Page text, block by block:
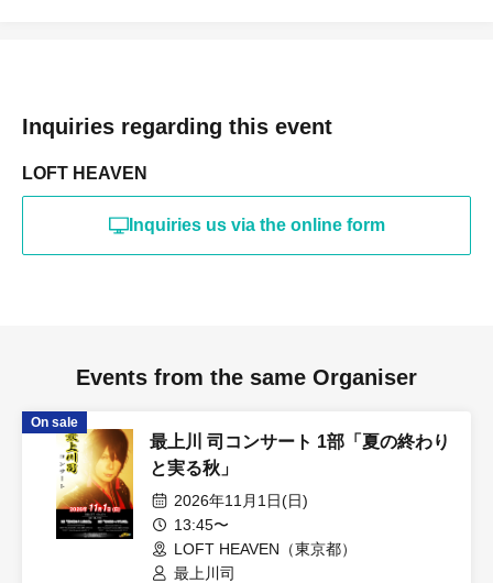
Inquiries regarding this event
LOFT HEAVEN
Inquiries us via the online form
Events from the same Organiser
On sale
最上川 司コンサート 1部「夏の終わり
と実る秋」
2026年11月1日(日)
13:45〜
LOFT HEAVEN（東京都）
最上川司